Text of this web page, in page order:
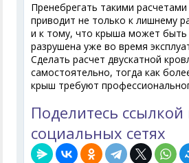
Пренебрегать такими расчетами
приводит не только к лишнему
и к тому, что крыша может быть
разрушена уже во время
Сделать расчет двускатной
самостоятельно, тогда как
крыш требуют
Поделитесь ссылкой
социальных сетях